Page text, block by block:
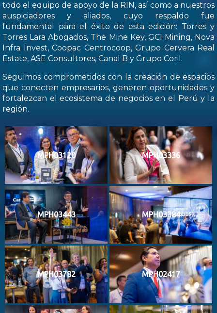
todo el equipo de apoyo de la RIN, así como a nuestros
auspiciadores y aliados, cuyo respaldo fue
fundamental para el éxito de esta edición: Torres y
Torres Lara Abogados, The Mine Key, GCI Mining, Nova
Infra Invest, Coopac Centrocoop, Grupo Cervera Real
Estate, ASE Consultores, Canal B y Grupo Coril.
Seguimos comprometidos con la creación de espacios
que conecten empresarios, generen oportunidades y
fortalezcan el ecosistema de negocios en el Perú y la
región.
MPH03120 MPH03336
MPH03443 MPH03384
MPH03782 MPH02417